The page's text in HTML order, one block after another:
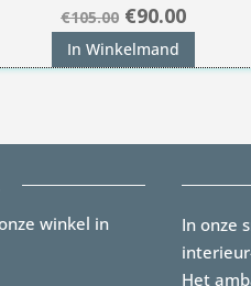
€105.00
prijs
was:
€90.00Huidige
is:
In Winkelmand
winkel in
In onze
Het